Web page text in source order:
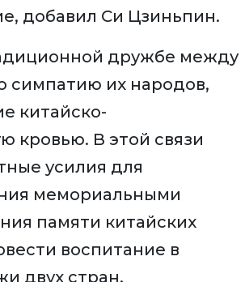
добавил Си Цзиньпин.
дружбе между
симпатию их народов,
китайско-
кровью. В этой связи
усилия для
мемориальными
памяти китайских
воспитание в
двух стран.